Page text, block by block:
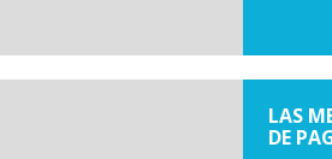
LAS
DE